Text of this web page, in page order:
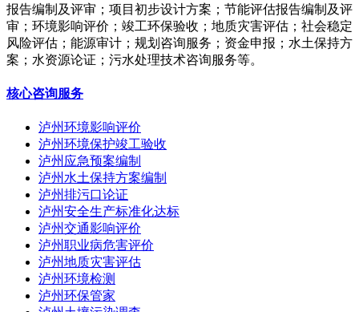
报告编制及评审；项目初步设计方案；节能评估报告编制及评
审；环境影响评价；竣工环保验收；地质灾害评估；社会稳定
风险评估；能源审计；规划咨询服务；资金申报；水土保持方
案；水资源论证；污水处理技术咨询服务等。
核心咨询服务
泸州环境影响评价
泸州环境保护竣工验收
泸州应急预案编制
泸州水土保持方案编制
泸州排污口论证
泸州安全生产标准化达标
泸州交通影响评价
泸州职业病危害评价
泸州地质灾害评估
泸州环境检测
泸州环保管家